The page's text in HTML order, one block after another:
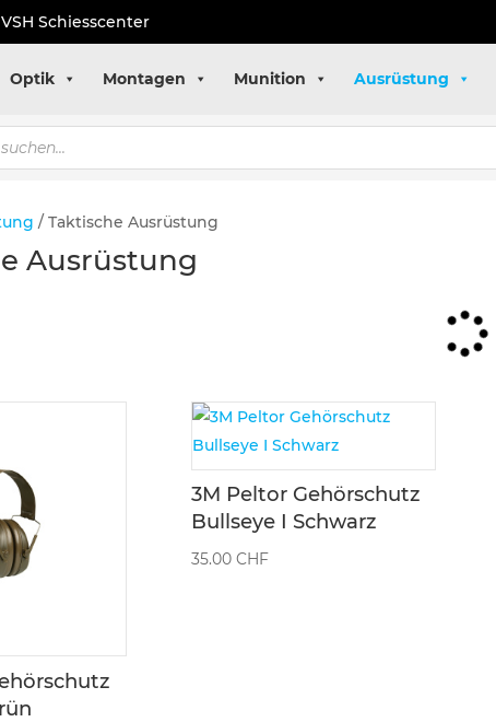
Schiesscenter
Optik Montagen Munition Ausrüstung
/ Taktische Ausrüstung
Ausrüstung
3M Peltor Gehörschutz
Bullseye I Schwarz
35.00 CHF